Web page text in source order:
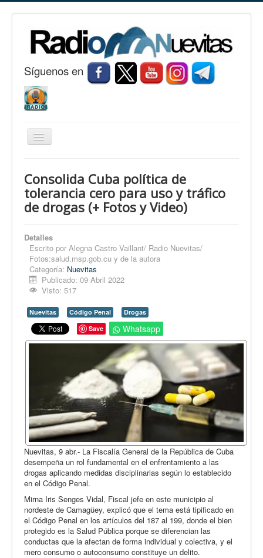
Síguenos en
Cambiar
Nuevitas
Noticias
Fotorreportaje
Opinión
En audio
Medio Ambiente
Ciencia, tecnología y curiosidades
Francés
Desempolvando la historia
Consolida Cuba política de
tolerancia cero para uso y tráfico
de drogas (+ Fotos y Video)
Detalles
Escrito por Alegna Castro Vaillant/ Radio Nuevitas/
Fotos:salud.msp.gob.cu y de la autora
Categoría: Nuevitas
Publicado: 09 Abril 2022
Visto: 517
Nuevitas Código Penal
Drogas
Save
Whatsapp
Nuevitas, 9 abr.- La Fiscalía General de la República de Cuba
desempeña un rol fundamental en el enfrentamiento a las
drogas aplicando medidas disciplinarias según lo establecido
en el Código Penal.
Mirna Iris Senges Vidal, Fiscal jefe en este municipio al
nordeste de Camagüey, explicó que el tema está tipificado en
el Código Penal en los artículos del 187 al 199, donde el bien
protegido es la Salud Pública porque se diferencian las
conductas que la afectan de forma individual y colectiva, y el
mero consumo o autoconsumo constituye un delito.